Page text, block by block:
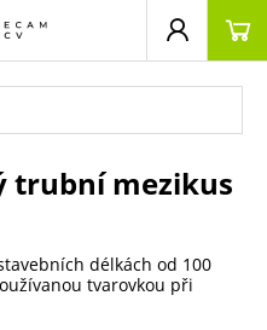
trubní mezikus
délkách od 100
tvarovkou při